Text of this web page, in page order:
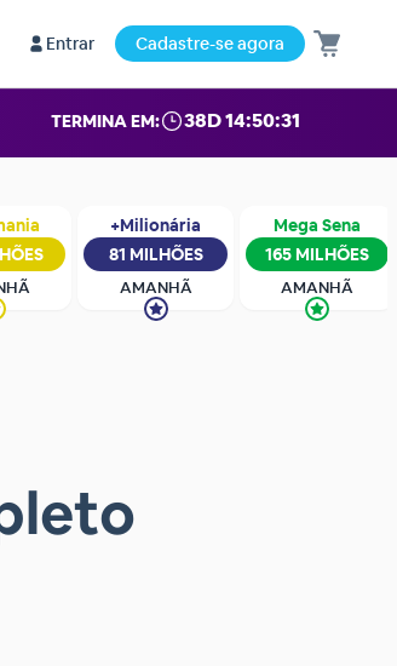
Entrar Cadastre-se agora
TERMINA EM: 38D 14:50:30
+Milionária
81 MILHÕES
AMANHÃ
Mega Sena
165 MILHÕES
AMANHÃ